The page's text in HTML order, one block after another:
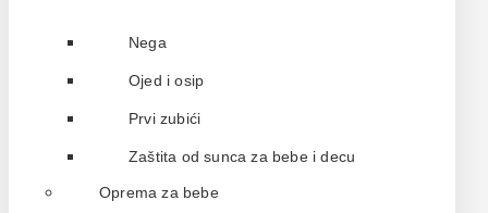
Nega
Ojed i osip
Prvi zubići
Zaštita od sunca za bebe i decu
Oprema za bebe